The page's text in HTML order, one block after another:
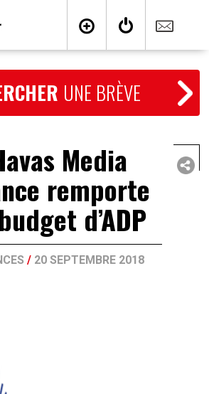
UNE BRÈVE
Media
remporte
d’ADP
/ 20 SEPTEMBRE 2018